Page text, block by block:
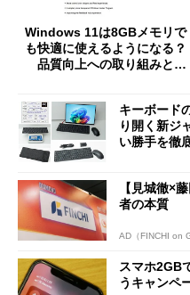
Windows 11は8GBメモリで
も快適に使えるようになる？
品質向上への取り組みと
キーボード
り開く新ジ
い勝手を徹
【見城徹×
者の本質
AD（FINCHI on
スマホ2GB
うキャンペ